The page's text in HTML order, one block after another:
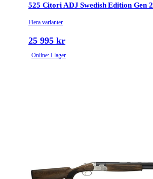
525 Citori ADJ Swedish Edition Gen 2
Flera varianter
25 995 kr
Online: I lager